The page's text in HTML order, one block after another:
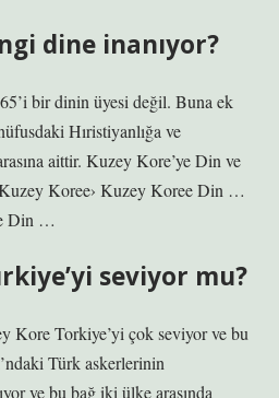
dine inanıyor?
bir dinin üyesi değil. Buna ek
Hıristiyanlığa ve
aittir. Kuzey Kore’ye Din ve
Koree› Kuzey Koree Din …
Din …
seviyor mu?
Kore Torkiye’yi çok seviyor ve bu
Türk askerlerinin
ve bu bağ iki ülke arasında